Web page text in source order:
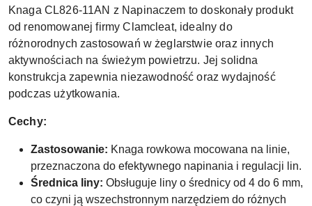
Knaga CL826-11AN z Napinaczem to doskonały produkt
od renomowanej firmy Clamcleat, idealny do
różnorodnych zastosowań w żeglarstwie oraz innych
aktywnościach na świeżym powietrzu. Jej solidna
konstrukcja zapewnia niezawodność oraz wydajność
podczas użytkowania.
Cechy:
Zastosowanie: Knaga rowkowa mocowana na linie,
przeznaczona do efektywnego napinania i regulacji lin.
Średnica liny: Obsługuje liny o średnicy od 4 do 6 mm,
co czyni ją wszechstronnym narzędziem do różnych